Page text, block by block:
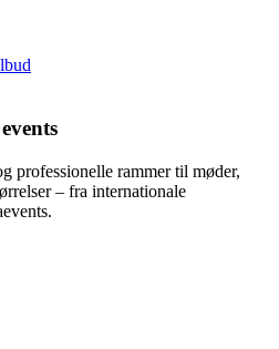
professionelle rammer til møder,
– fra internationale